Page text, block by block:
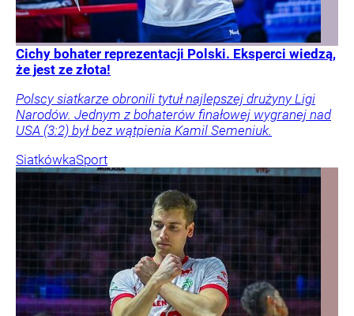
Cichy bohater reprezentacji Polski. Eksperci wiedzą,
że jest ze złota!
Polscy siatkarze obronili tytuł najlepszej drużyny Ligi
Narodów. Jednym z bohaterów finałowej wygranej nad
USA (3:2) był bez wątpienia Kamil Semeniuk.
SiatkówkaSport